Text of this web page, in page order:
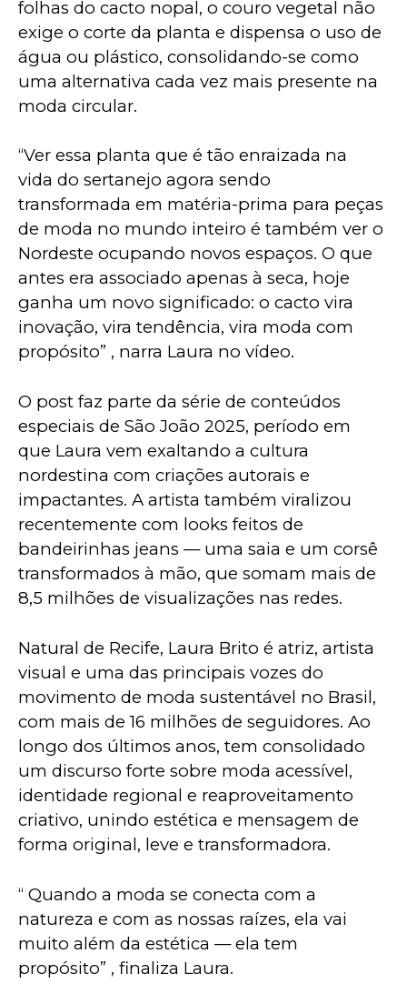
folhas do cacto nopal, o couro vegetal não
exige o corte da planta e dispensa o uso de
água ou plástico, consolidando-se como
uma alternativa cada vez mais presente na
moda circular.
“Ver essa planta que é tão enraizada na
vida do sertanejo agora sendo
transformada em matéria-prima para peças
de moda no mundo inteiro é também ver o
Nordeste ocupando novos espaços. O que
antes era associado apenas à seca, hoje
ganha um novo significado: o cacto vira
inovação, vira tendência, vira moda com
propósito” , narra Laura no vídeo.
O post faz parte da série de conteúdos
especiais de São João 2025, período em
que Laura vem exaltando a cultura
nordestina com criações autorais e
impactantes. A artista também viralizou
recentemente com looks feitos de
bandeirinhas jeans — uma saia e um corsê
transformados à mão, que somam mais de
8,5 milhões de visualizações nas redes.
Natural de Recife, Laura Brito é atriz, artista
visual e uma das principais vozes do
movimento de moda sustentável no Brasil,
com mais de 16 milhões de seguidores. Ao
longo dos últimos anos, tem consolidado
um discurso forte sobre moda acessível,
identidade regional e reaproveitamento
criativo, unindo estética e mensagem de
forma original, leve e transformadora.
“ Quando a moda se conecta com a
natureza e com as nossas raízes, ela vai
muito além da estética — ela tem
propósito” , finaliza Laura.